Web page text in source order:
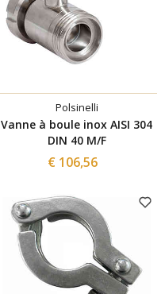
Polsinelli
Vanne à boule inox AISI 304
DIN 40 M/F
€ 106,56